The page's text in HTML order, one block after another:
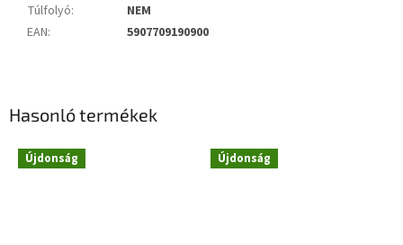
Túlfolyó:
NEM
EAN: 5907709190900
Hasonló termékek
Újdonság
Újdonság